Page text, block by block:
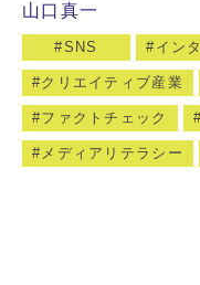
山口真一
SNS イン
クリエイティブ産業
ファクトチェック
メディアリテラシー